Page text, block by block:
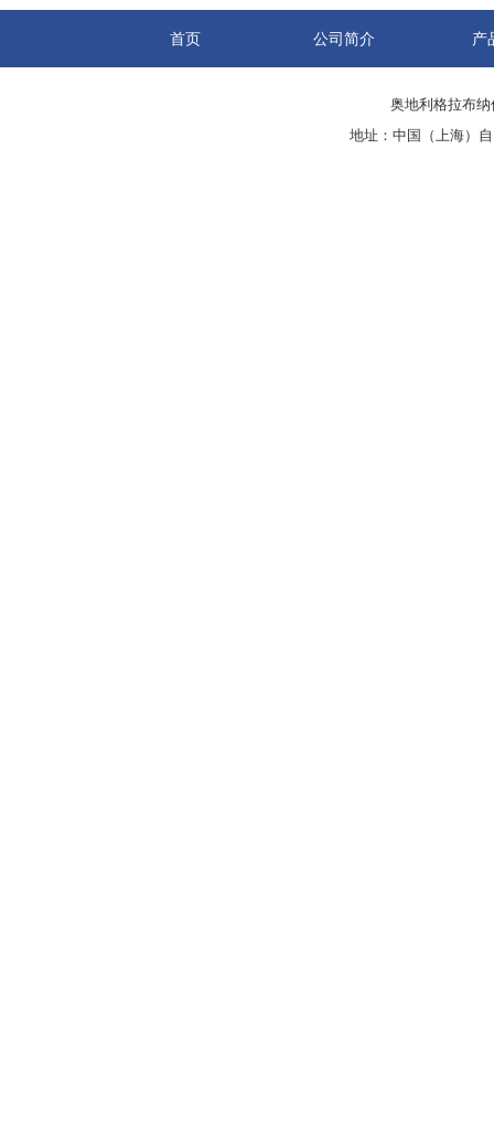
首页 公司简介 产
奥地利格拉布
地址：中国（上海）